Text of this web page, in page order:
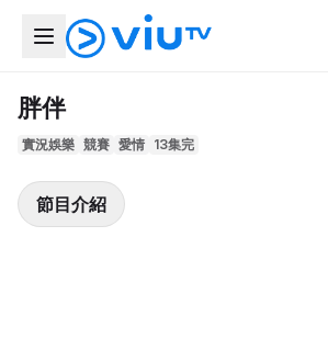
胖伴
實況娛樂 競賽 愛情 13集完
節目介紹